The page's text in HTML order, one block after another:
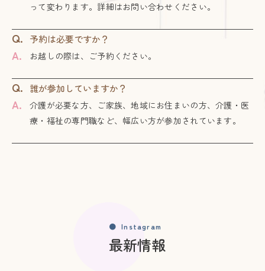
って変わります。詳細はお問い合わせください。
Q. 予約は必要ですか？
A. お越しの際は、ご予約ください。
Q. 誰が参加していますか？
A.
介護が必要な方、ご家族、地域にお住まいの方、介護・医
療・福祉の専門職など、幅広い方が参加されています。
Instagram
最新情報